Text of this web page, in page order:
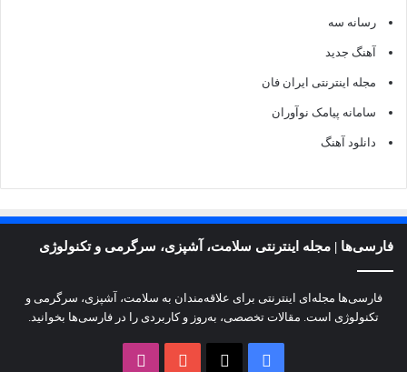
رسانه سه
آهنگ جدید
مجله اینترنتی ایران فان
سامانه پیامک نوآوران
دانلود آهنگ
فارسی‌ها | مجله اینترنتی سلامت، آشپزی، سرگرمی و تکنولوژی
فارسی‌ها مجله‌ای اینترنتی برای علاقه‌مندان به سلامت، آشپزی، سرگرمی و
تکنولوژی است. مقالات تخصصی، به‌روز و کاربردی را در فارسی‌ها بخوانید.
فیسبوک یوتیوب